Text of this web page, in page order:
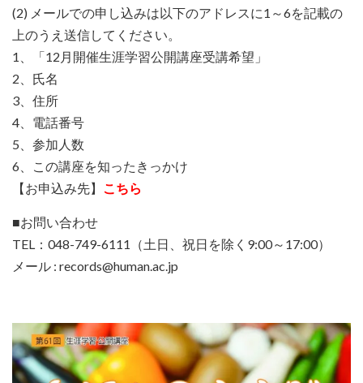
(2) メールでの申し込みは以下のアドレスに1～6を記載の
上のうえ送信してください。
1、「12月開催生涯学習公開講座受講希望」
2、氏名
3、住所
4、電話番号
5、参加人数
6、この講座を知ったきっかけ
【お申込み先】 こちら
■お問い合わせ
TEL：048-749-6111（土日、祝日を除く9:00～17:00）
メール : records@human.ac.jp